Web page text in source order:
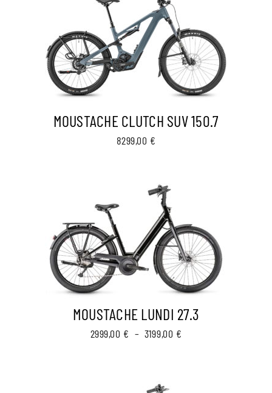
MOUSTACHE CLUTCH SUV 150.7
8299,00 €
MOUSTACHE LUNDI 27.3
2999,00 € – 3199,00 €